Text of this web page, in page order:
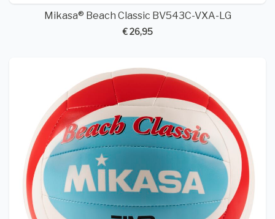
Mikasa® Beach Classic BV543C-VXA-LG
€ 26,95